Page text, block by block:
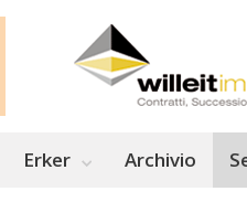
Erker Archivio